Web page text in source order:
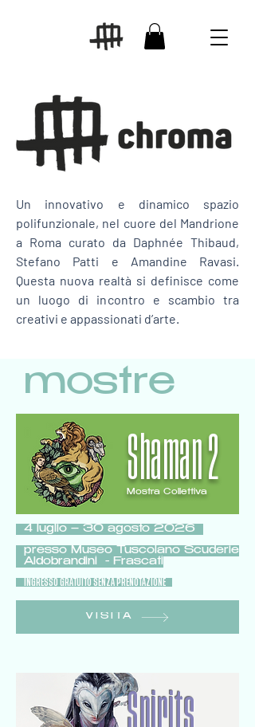
Un innovativo e dinamico spazio
polifunzionale, nel cuore del Mandrione
a Roma curato da Daphnée Thibaud,
Stefano Patti e Amandine Ravasi.
Questa nuova realtà si definisce come
un luogo di incontro e scambio tra
creativi e appassionati d’arte.
mostre
Shaman 2
Mostra Collettiva
4 luglio – 30 agosto 2026
presso Museo Tuscolano Scuderie
Aldobrandini - Frascati
INGRESSO GRATUITO SENZA PRENOTAZIONE
VISITA
Spirits